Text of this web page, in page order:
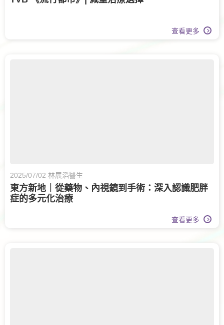
查看更多
2025/07/02 林展滔醫生
東方新地｜從藥物、內視鏡到手術：深入認識肥胖
症的多元化治療
查看更多